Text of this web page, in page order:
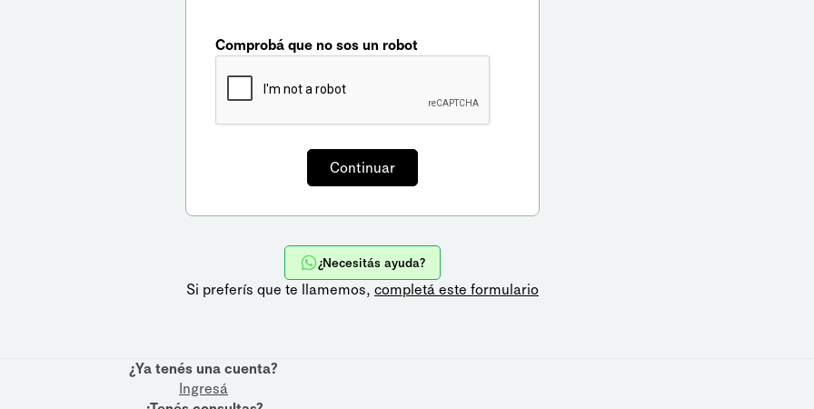
Comprobá que no sos un robot
¿Necesitás ayuda?
Si preferís que te llamemos, completá este formulario
¿Ya tenés una cuenta?
Ingresá